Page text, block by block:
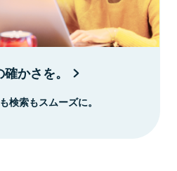
かさを。
検索もスムーズに。